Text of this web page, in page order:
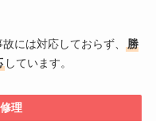
には対応しておらず、
勝
しています。
理